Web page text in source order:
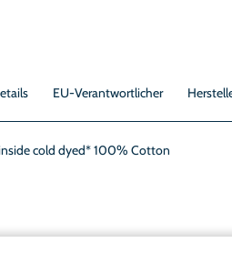
EU-Verantwortlicher
cold dyed* 100% Cotton